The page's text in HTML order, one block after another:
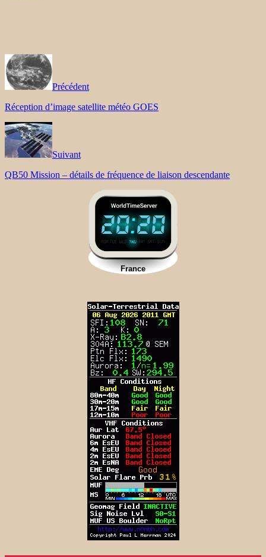
Précédent
Réception d’image satellite météo GOES
Suivant
QB50 Mission – détails de fréquence de liaison descendante